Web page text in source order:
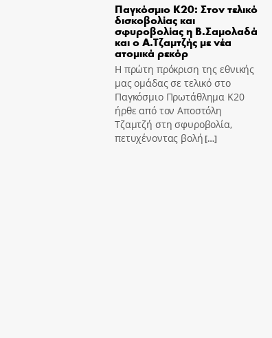
Παγκόσμιο Κ20: Στον τελικό
δισκοβολίας και
σφυροβολίας η Β.Σαμολαδά
και ο Α.Τζαμτζής με νέα
ατομικά ρεκόρ
Η πρώτη πρόκριση της εθνικής
μας ομάδας σε τελικό στο
Παγκόσμιο Πρωτάθλημα Κ20
ήρθε από τον Αποστόλη
Τζαμτζή στη σφυροβολία,
πετυχένοντας βολή[…]